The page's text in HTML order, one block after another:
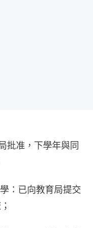
批准，下學年與同
：已向教育局提交